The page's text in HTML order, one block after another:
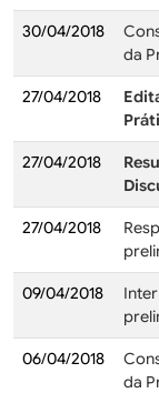
30/04/2018
da
27/04/2018
27/04/2018
27/04/2018
09/04/2018
06/04/2018
da